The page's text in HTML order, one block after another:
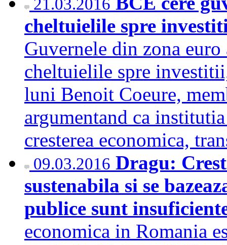
21.03.2016
cheltuielile spre
Guvernele din zona
cheltuielile spre
luni Benoit Coeure,
argumentand ca
cresterea economica,
09.03.2016 Dragu:
sustenabila si se
publice sunt
economica in Romania